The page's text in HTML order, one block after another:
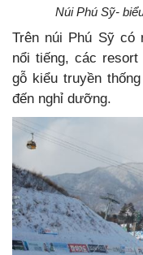
Núi Phú Sỹ-
Trên núi Phú Sỹ
nổi tiếng, các
gỗ kiểu truyền
đến nghỉ dưỡng.